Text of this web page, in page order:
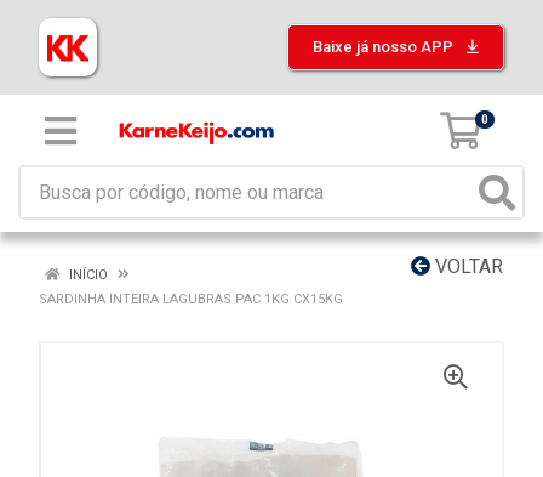
Baixe já nosso APP
0
VOLTAR
INÍCIO
SARDINHA INTEIRA LAGUBRAS PAC 1KG CX15KG